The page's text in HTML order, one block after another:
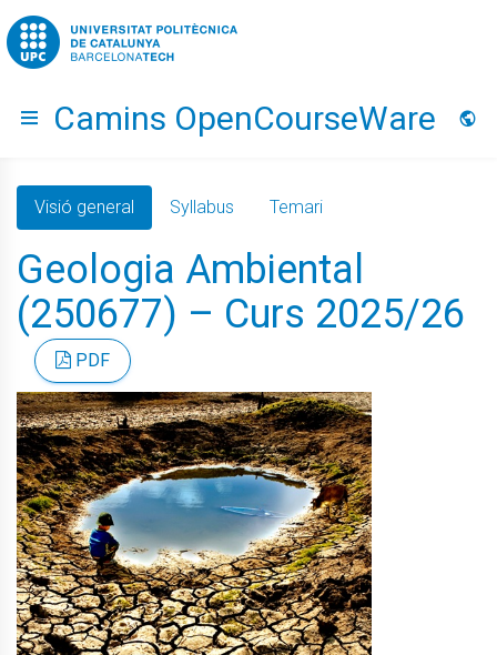
Go to upc.edu
Hide menu
Camins OpenCourseWare
Visió general Syllabus Temari
Geologia Ambiental
(250677) – Curs 2025/26
PDF